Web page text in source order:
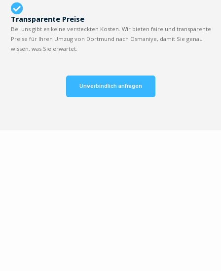
Transparente Preise
Bei uns gibt es keine versteckten Kosten. Wir bieten faire und transparente
Preise für Ihren Umzug von Dortmund nach Osmaniye, damit Sie genau
wissen, was Sie erwartet.
Unverbindlich anfragen